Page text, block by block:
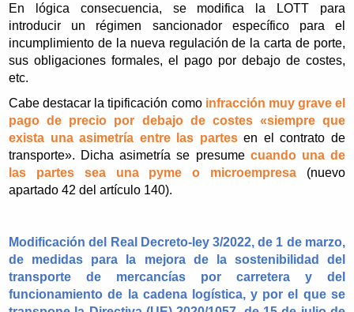
En lógica consecuencia, se modifica la LOTT para
introducir un régimen sancionador específico para el
incumplimiento de la nueva regulación de la carta de porte,
sus obligaciones formales, el pago por debajo de costes,
etc.
Cabe destacar la tipificación como infracción muy grave el
pago de precio por debajo de costes «siempre que
exista una asimetría entre las partesen el contrato de
transporte». Dicha asimetría se presume cuando una de
las partes sea una pyme o microempresa (nuevo
apartado 42 del artículo 140).
Modificación del Real Decreto-ley 3/2022, de 1 de marzo,
de medidas para la mejora de la sostenibilidad del
transporte de mercancías por carretera y del
funcionamiento de la cadena logística, y por el que se